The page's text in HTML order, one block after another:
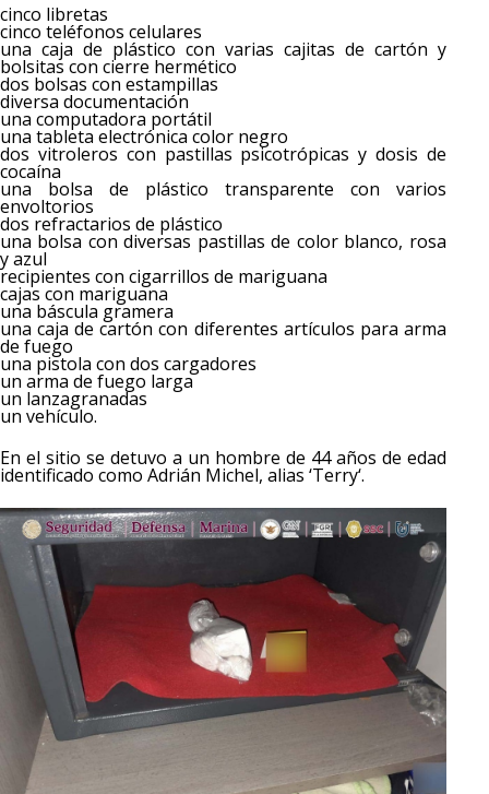
cinco libretas
cinco teléfonos celulares
una caja de plástico con varias cajitas de cartón y
bolsitas con cierre hermético
dos bolsas con estampillas
diversa documentación
una computadora portátil
una tableta electrónica color negro
dos vitroleros con pastillas psicotrópicas y dosis de
cocaína
una bolsa de plástico transparente con varios
envoltorios
dos refractarios de plástico
una bolsa con diversas pastillas de color blanco, rosa
y azul
recipientes con cigarrillos de mariguana
cajas con mariguana
una báscula gramera
una caja de cartón con diferentes artículos para arma
de fuego
una pistola con dos cargadores
un arma de fuego larga
un lanzagranadas
un vehículo.
En el sitio se detuvo a un hombre de 44 años de edad
identificado como Adrián Michel, alias ‘Terry‘.